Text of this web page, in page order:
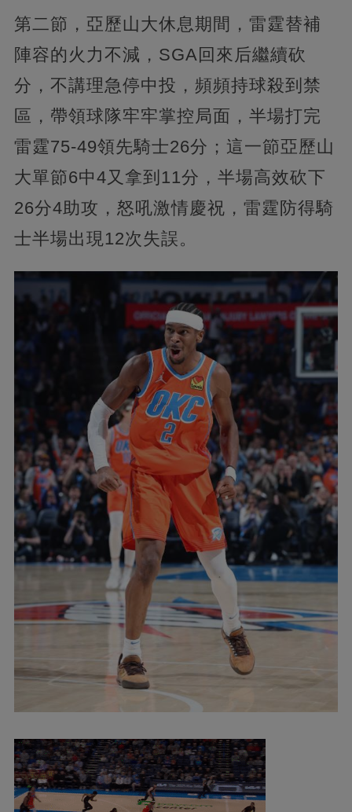
第二節，亞歷山大休息期間，雷霆替補
陣容的火力不減，SGA回來后繼續砍
分，不講理急停中投，頻頻持球殺到禁
區，帶領球隊牢牢掌控局面，半場打完
雷霆75-49領先騎士26分；這一節亞歷山
大單節6中4又拿到11分，半場高效砍下
26分4助攻，怒吼激情慶祝，雷霆防得騎
士半場出現12次失誤。